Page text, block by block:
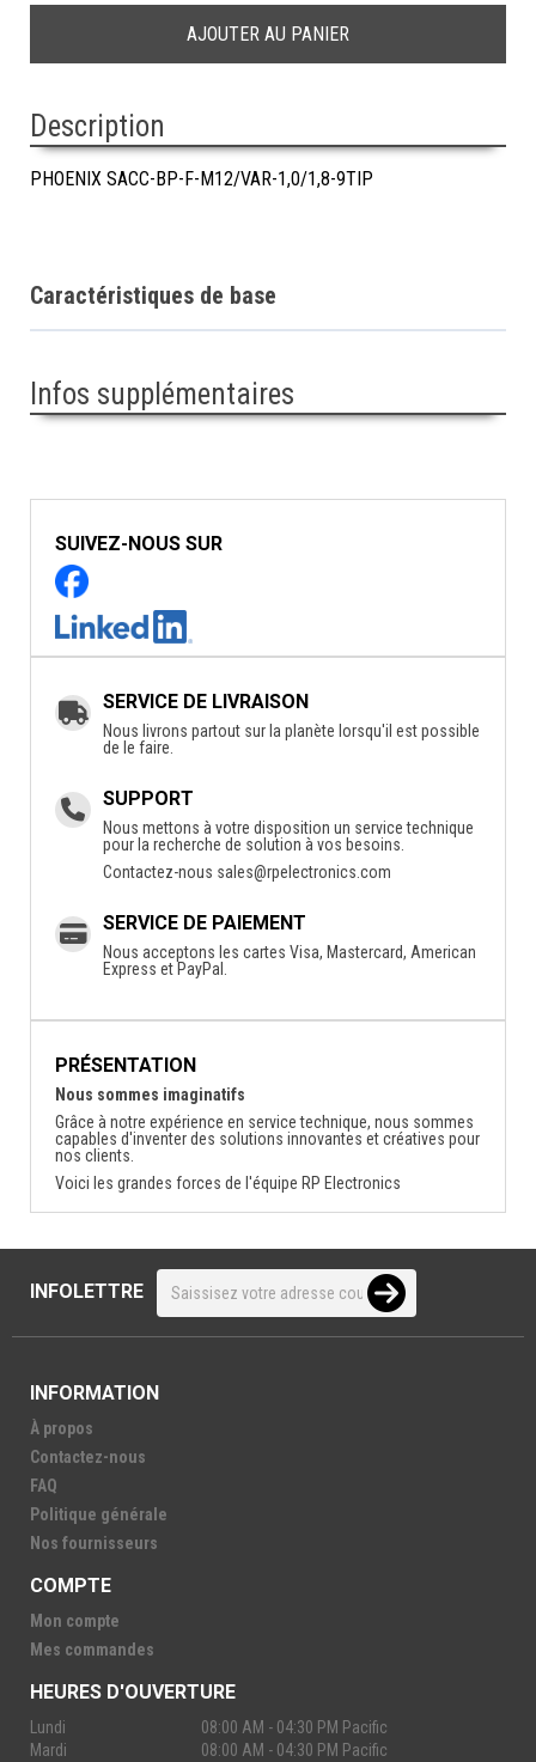
Description
PHOENIX SACC-BP-F-M12/VAR-1,0/1,8-9TIP
Caractéristiques de base
Infos supplémentaires
SUIVEZ-NOUS SUR
SERVICE DE LIVRAISON
Nous livrons partout sur la planète lorsqu'il est possible
de le faire.
SUPPORT
Nous mettons à votre disposition un service technique
pour la recherche de solution à vos besoins.
Contactez-nous sales@rpelectronics.com
SERVICE DE PAIEMENT
Nous acceptons les cartes Visa, Mastercard, American
Express et PayPal.
PRÉSENTATION
Nous sommes imaginatifs
Grâce à notre expérience en service technique, nous sommes
capables d'inventer des solutions innovantes et créatives pour
nos clients.
Voici les grandes forces de l'équipe RP Electronics
INFOLETTRE
INFORMATION
À propos
Contactez-nous
FAQ
Politique générale
Nos fournisseurs
COMPTE
Mon compte
Mes commandes
HEURES D'OUVERTURE
Lundi
08:00 AM - 04:30 PM Pacific
Mardi
08:00 AM - 04:30 PM Pacific